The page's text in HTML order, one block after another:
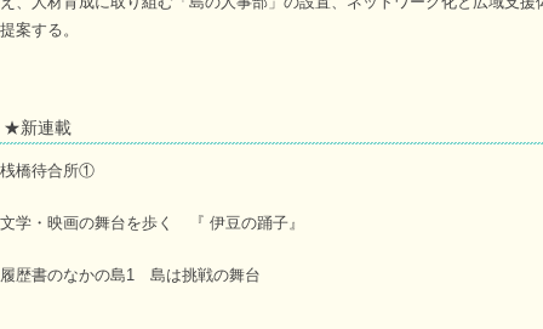
提案する。
★新連載
桟橋待合所①
文学・映画の舞台を歩く 『 伊豆の踊子』
履歴書のなかの島1 島は挑戦の舞台